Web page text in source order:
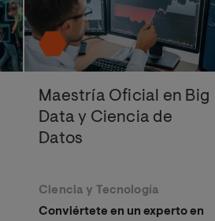
Maestría Oficial en Big
Data y Ciencia de
Datos
Ciencia y Tecnología
Conviértete en un experto en